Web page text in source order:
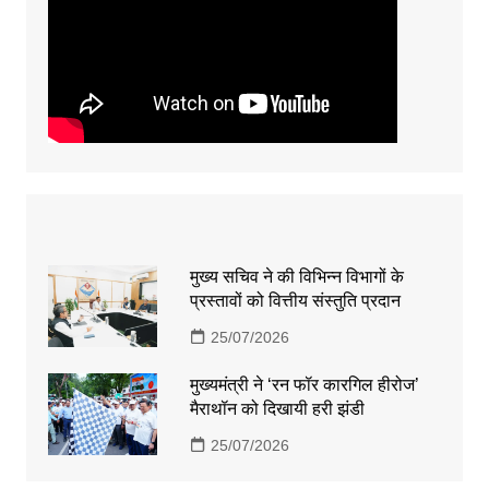
मुख्य सचिव ने की विभिन्न विभागों के
प्रस्तावों को वित्तीय संस्तुति प्रदान
25/07/2026
मुख्यमंत्री ने ‘रन फॉर कारगिल हीरोज’
मैराथॉन को दिखायी हरी झंडी
25/07/2026